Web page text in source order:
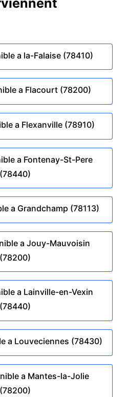
a la-Falaise (78410)
a Flacourt (78200)
a Flexanville (78910)
a Fontenay-St-Pere
(78440)
a Grandchamp (78113)
a Jouy-Mauvoisin
(78200)
a Lainville-en-Vexin
(78440)
a Louveciennes (78430)
a Mantes-la-Jolie
(78200)